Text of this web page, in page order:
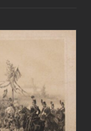
/ DETTAGLI